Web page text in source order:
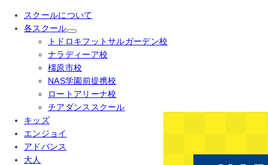
スクールについて
各スクール
トドロキフットサルガーデン校
ナラディーア校
橿原市校
NAS学園前提携校
ロートアリーナ校
チアダンススクール
キッズ
エンジョイ
アドバンス
大人